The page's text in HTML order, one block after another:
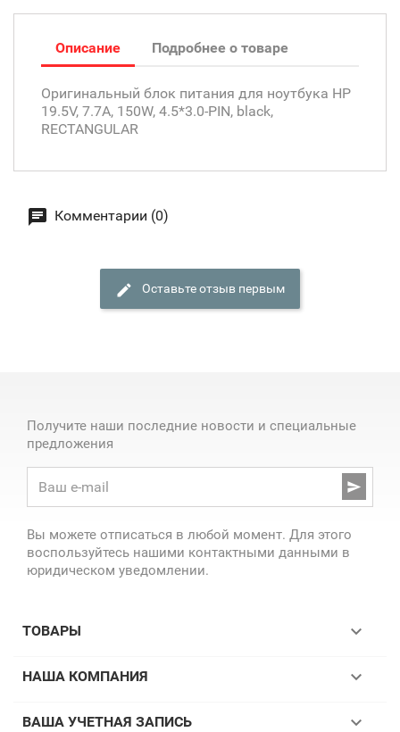
Описание Подробнее о товаре
Оригинальный блок питания для ноутбука HP
19.5V, 7.7A, 150W, 4.5*3.0-PIN, black,
RECTANGULAR
Комментарии (0)
Оставьте отзыв первым
Получите наши последние новости и специальные
предложения

Вы можете отписаться в любой момент. Для этого
воспользуйтесь нашими контактными данными в
юридическом уведомлении.
ТОВАРЫ 
НАША КОМПАНИЯ 
ВАША УЧЕТНАЯ ЗАПИСЬ 